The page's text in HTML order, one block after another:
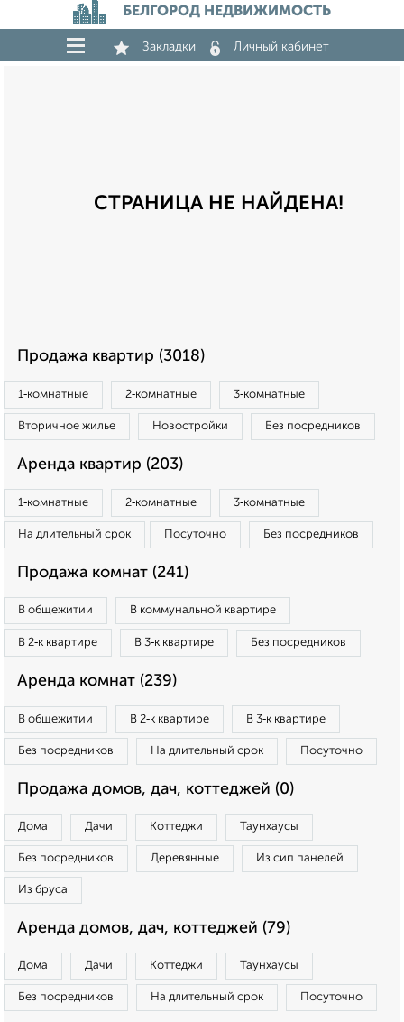
БЕЛГОРОД НЕДВИЖИМОСТЬ
Закладки Личный кабинет
СТРАНИЦА НЕ НАЙДЕНА!
Продажа квартир (3018)
1‑комнатные 2‑комнатные 3‑комнатные
Вторичное жилье Новостройки Без посредников
Аренда квартир (203)
1‑комнатные 2‑комнатные 3‑комнатные
На длительный срок Посуточно Без посредников
Продажа комнат (241)
В общежитии В коммунальной квартире
В 2‑к квартире В 3‑к квартире Без посредников
Аренда комнат (239)
В общежитии В 2‑к квартире В 3‑к квартире
Без посредников На длительный срок Посуточно
Продажа домов, дач, коттеджей (0)
Дома Дачи Коттеджи Таунхаусы
Без посредников Деревянные Из сип панелей
Из бруса
Аренда домов, дач, коттеджей (79)
Дома Дачи Коттеджи Таунхаусы
Без посредников На длительный срок Посуточно